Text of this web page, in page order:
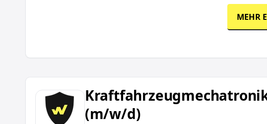
MEHR
Kraftfahrzeugmechatroniker (m/w/d)
(m/w/d)